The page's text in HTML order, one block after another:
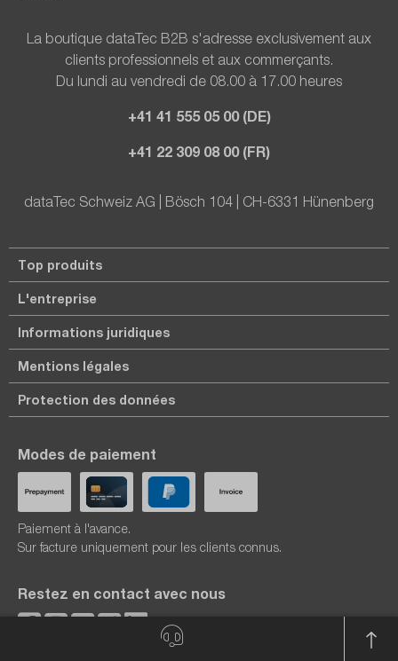
La boutique dataTec B2B s'adresse exclusivement aux
clients professionnels et aux commerçants.
Du lundi au vendredi de 08.00 à 17.00 heures
+41 41 555 05 00 (DE)
+41 22 309 08 00 (FR)
dataTec Schweiz AG | Bösch 104 | CH-6331 Hünenberg
Top produits
L'entreprise
Informations juridiques
Mentions légales
Protection des données
Modes de paiement
Paiement à l'avance.
Sur facture uniquement pour les clients connus.
Restez en contact avec nous